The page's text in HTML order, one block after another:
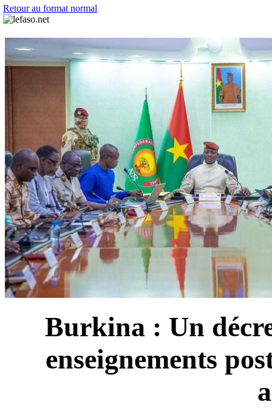
Retour au format normal
Burkina : Un
enseignements